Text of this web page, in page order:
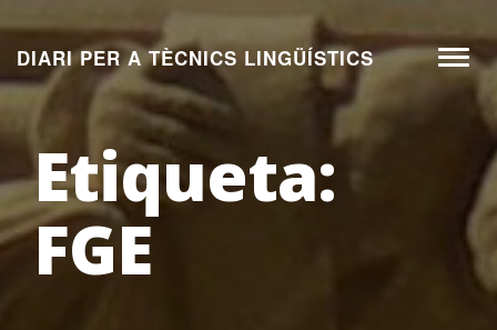
contingut
DIARI PER A TÈCNICS LINGÜÍSTICS
Etiqueta:
FGE